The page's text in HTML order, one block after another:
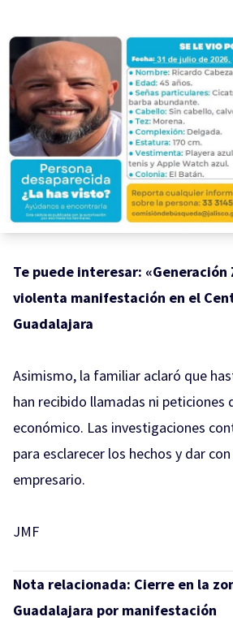
Te puede interesar: «Generación
violenta manifestación en el
Guadalajara
Asimismo, la familiar aclaró que
han recibido llamadas ni peticiones
económico. Las investigaciones
para esclarecer los hechos y dar
empresario.
JMF
Nota relacionada: Cierre en la
Guadalajara por manifestación